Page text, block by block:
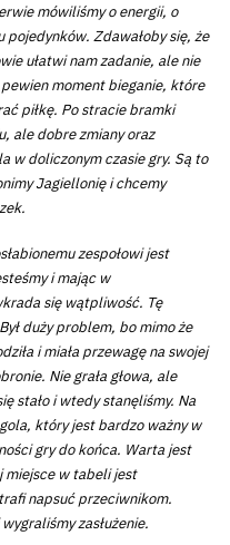
mówiliśmy o energii, o
Zdawałoby się, że
ułatwi nam zadanie, ale nie
moment bieganie, które
piłkę. Po stracie bramki
ale dobre zmiany oraz
w doliczonym czasie gry. Są to
Jagiellonię i chcemy
zespołowi jest
i mając w
się wątpliwość. Tę
duży problem, bo mimo że
i miała przewagę na swojej
Nie grała głowa, ale
stało i wtedy stanęliśmy. Na
który jest bardzo ważny w
gry do końca. Warta jest
miejsce w tabeli jest
napsuć przeciwnikom.
zasłużenie.